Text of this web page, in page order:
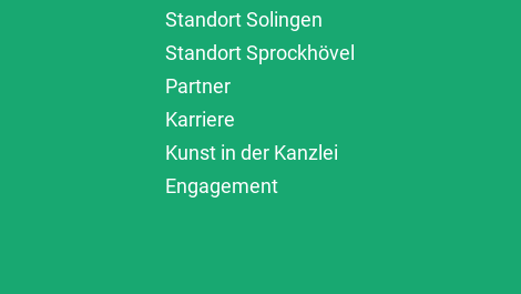
Standort Solingen
Standort Sprockhövel
Partner
Karriere
Kunst in der Kanzlei
Engagement